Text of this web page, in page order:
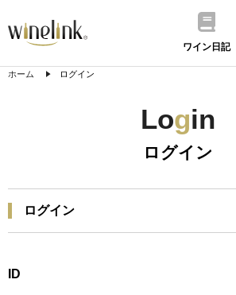
ワイン日記
ホーム ログイン
Login
ログイン
ログイン
ID